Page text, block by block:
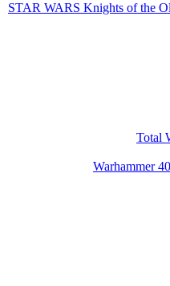
STAR WARS Knights of the
Total
Warhammer